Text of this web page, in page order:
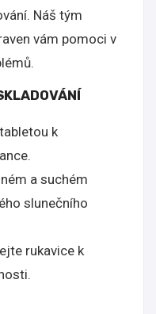
Náš tým
vám pomoci v
k
a suchém
slunečního
rukavice k